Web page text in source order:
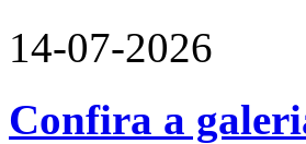
14-07-2026
Confira a